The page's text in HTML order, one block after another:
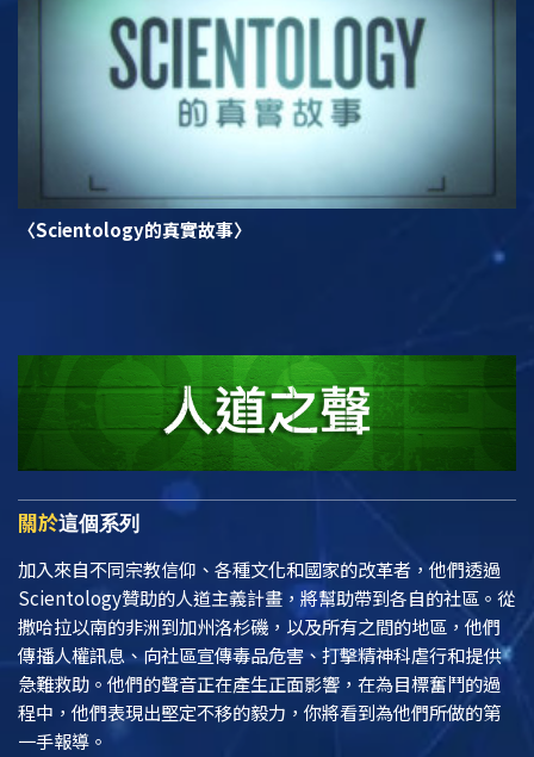
〈Scientology的真實故事〉
關於這個系列
加入來自不同宗教信仰、各種文化和國家的改革者，他們透過
Scientology贊助的人道主義計畫，將幫助帶到各自的社區。從
撒哈拉以南的非洲到加州洛杉磯，以及所有之間的地區，他們
傳播人權訊息、向社區宣傳毒品危害、打擊精神科虐行和提供
急難救助。他們的聲音正在產生正面影響，在為目標奮鬥的過
程中，他們表現出堅定不移的毅力，你將看到為他們所做的第
一手報導。